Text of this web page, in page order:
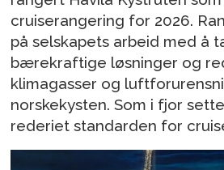
cruiserangering for 2026.
på selskapets arbeid med å
bærekraftige løsninger og
klimagasser og
norskekysten. Som i fjor
rederiet standarden for